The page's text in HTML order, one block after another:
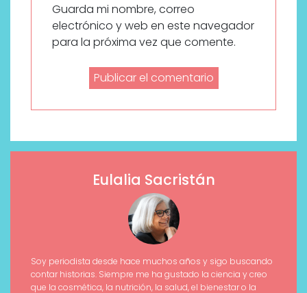
Guarda mi nombre, correo
electrónico y web en este navegador
para la próxima vez que comente.
Eulalia Sacristán
Soy periodista desde hace muchos años y sigo buscando
contar historias. Siempre me ha gustado la ciencia y creo
que la cosmética, la nutrición, la salud, el bienestar o la